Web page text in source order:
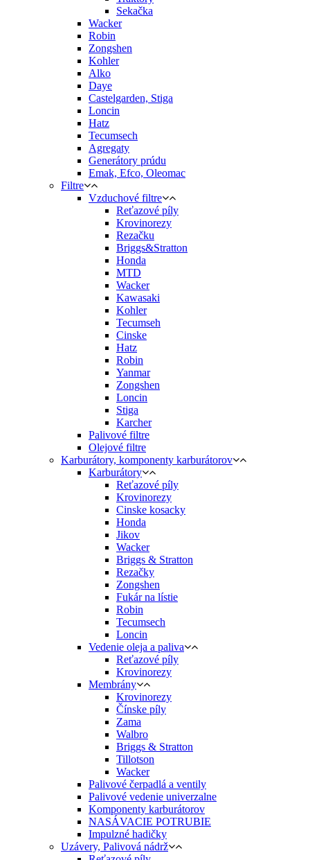
Sekačka
Wacker
Robin
Zongshen
Kohler
Alko
Daye
Castelgarden, Stiga
Loncin
Hatz
Tecumsech
Agregaty
Generátory prúdu
Emak, Efco, Oleomac
Filtre
Vzduchové filtre
Reťazové píly
Krovinorezy
Rezačku
Briggs&Stratton
Honda
MTD
Wacker
Kawasaki
Kohler
Tecumseh
Cinske
Hatz
Robin
Yanmar
Zongshen
Loncin
Stiga
Karcher
Palivové filtre
Olejové filtre
Karburátory, komponenty karburátorov
Karburátory
Reťazové píly
Krovinorezy
Cinske kosacky
Honda
Jikov
Wacker
Briggs & Stratton
Rezačky
Zongshen
Fukár na lístie
Robin
Tecumsech
Loncin
Vedenie oleja a paliva
Reťazové píly
Krovinorezy
Membrány
Krovinorezy
Čínske píly
Zama
Walbro
Briggs & Stratton
Tillotson
Wacker
Palivové čerpadlá a ventily
Palivové vedenie univerzalne
Komponenty karburátorov
NASÁVACIE POTRUBIE
Impulzné hadičky
Uzávery, Palivová nádrž